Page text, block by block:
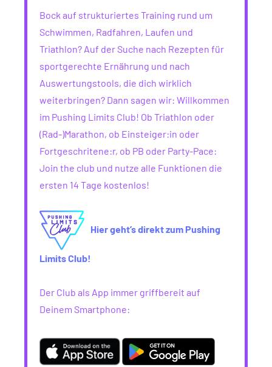
Bock auf strukturiertes Training rund um
Schwimmen, Radfahren, Laufen und
Triathlon? Auf der Suche nach Rezepten für
sportgerechte Ernährung und nach
Auswertungstools, die dich wirklich
weiterbringen? Dann sagen wir: Willkommen
im Pushing Limits Club! Ob Triathlon oder
(Rad-)Marathon, ob Einsteiger:in oder
Fortgeschritene:r, ob PB oder Party-Pace:
Join the club und nutze alle Funktionen die
ersten 14 Tage kostenlos!
Hier geht’s direkt zum Pushing
Limits Club!
Der Club als App immer griffbereit auf
Deinem Smartphone: